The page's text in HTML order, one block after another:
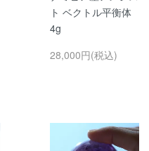
ト ベクトル平衡体
4g
28,000円(税込)